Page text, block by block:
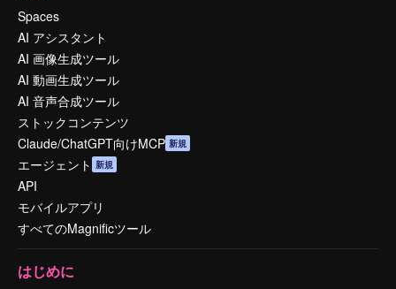
Spaces
AI アシスタント
AI 画像生成ツール
AI 動画生成ツール
AI 音声合成ツール
ストックコンテンツ
Claude/ChatGPT向けMCP 新規
エージェント 新規
API
モバイルアプリ
すべてのMagnificツール
はじめに